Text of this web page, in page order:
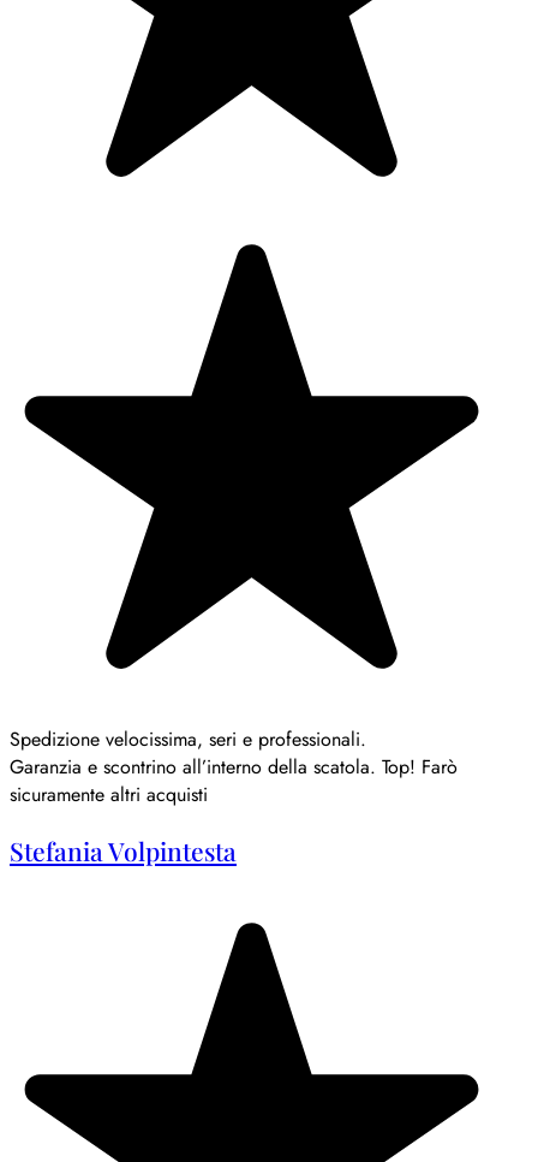
Spedizione velocissima, seri e professionali.
Garanzia e scontrino all’interno della scatola. Top! Farò
sicuramente altri acquisti
Stefania Volpintesta